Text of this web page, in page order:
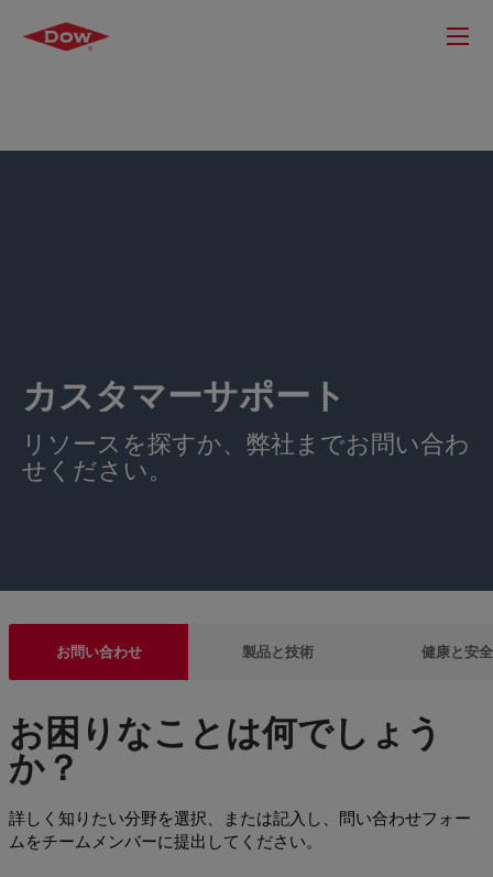
カスタマーサポート
リソースを探すか、弊社までお問い合わ
せください。
お問い合わせ 製品と技術 健康と安全
お困りなことは何でしょう
か？
詳しく知りたい分野を選択、または記入し、問い合わせフォー
ムをチームメンバーに提出してください。